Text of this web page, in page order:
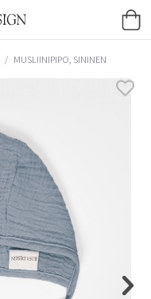
/ MUSLIINIPIPO, SININEN